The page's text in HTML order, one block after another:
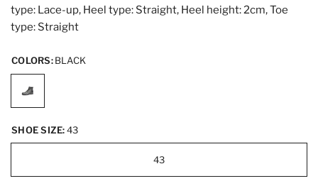
type: Lace-up, Heel type: Straight, Heel height: 2cm, Toe
type: Straight
COLORS:BLACK
SHOE SIZE:43
43